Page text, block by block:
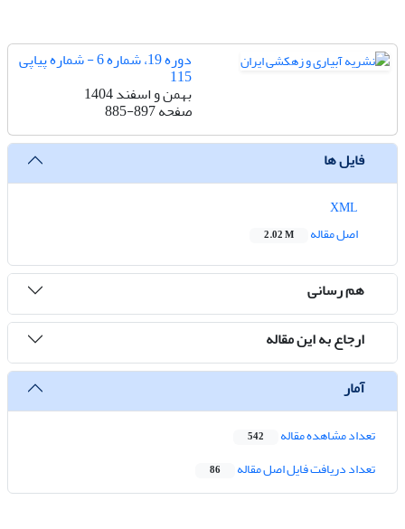
دوره 19، شماره 6 - شماره پیاپی
115
بهمن و اسفند 1404
صفحه885-897
فایل ها
اصل مقاله
2.02 M
هم رسانی
ارجاع به این مقاله
آمار
تعداد مشاهده مقاله 542
تعداد دریافت فایل اصل مقاله 86